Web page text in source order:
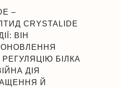
–
CRYSTALIDE
ВІН
ОНОВЛЕННЯ
БІЛКА
ДІЯ
Й